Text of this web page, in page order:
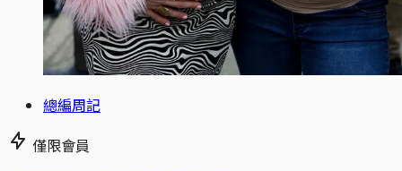
總編周記
僅限會員